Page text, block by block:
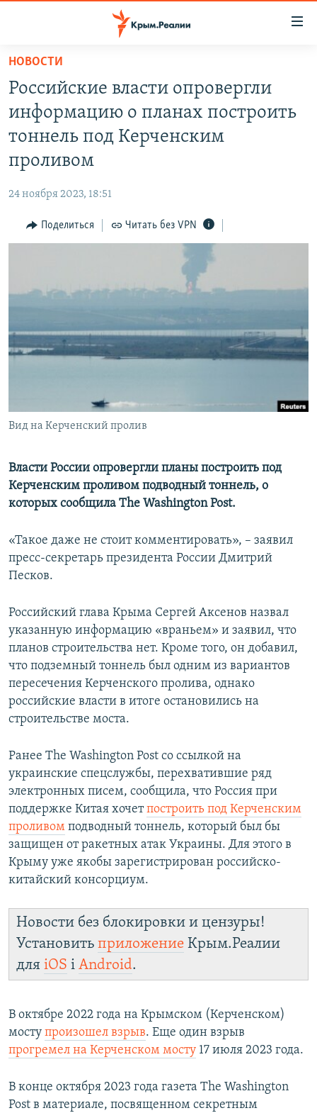
Вернуться
основному
содержанию
Вернутся
главной
Вернутся
поиску
СПЕЦПРОЕКТЫ
ВОДА
ИНТЕРАКТИВ
ИНФОГРАФИКА
ПОБЕДИТЕЛЕЙ НЕ СУДЯТ?
КРЫМ.НЕПОКОРЕННЫЙ
УКРАИНСКАЯ ПРОБЛЕМА КРЫМА
РАДІО СВОБОДА
КАК ОБОЙТИ БЛОКИРОВКУ
Qırımtatar
ПРИСОЕДИНЯЙТЕСЬ!
Все сайты RFE/RL
НОВОСТИ
Российские власти опровергли
информацию о планах построить
тоннель под Керченским
проливом
24 ноября 2023, 18:51
Поделиться Читать без VPN
Вид на Керченский пролив
Власти России опровергли планы построить под
Керченским проливом подводный тоннель, о
которых сообщила The Washington Post.
«Такое даже не стоит комментировать», – заявил
пресс-секретарь президента России Дмитрий
Песков.
Российский глава Крыма Сергей Аксенов назвал
указанную информацию «враньем» и заявил, что
планов строительства нет. Кроме того, он добавил,
что подземный тоннель был одним из вариантов
пересечения Керченского пролива, однако
российские власти в итоге остановились на
строительстве моста.
Ранее The Washington Post со ссылкой на
украинские спецслужбы, перехватившие ряд
электронных писем, сообщила, что Россия при
поддержке Китая хочетпостроить под Керченским
проливом подводный тоннель, который был бы
защищен от ракетных атак Украины. Для этого в
Крыму уже якобы зарегистрирован российско-
китайский консорциум.
Новости без блокировки и цензуры!
Установить приложение Крым.Реалии
для iOS і Android.
В октябре 2022 года на Крымском (Керченском)
мосту произошел взрыв. Еще один взрыв
прогремел на Керченском мосту 17 июля 2023 года.
В конце октября 2023 года газета The Washington
Post в материале, посвященном секретным